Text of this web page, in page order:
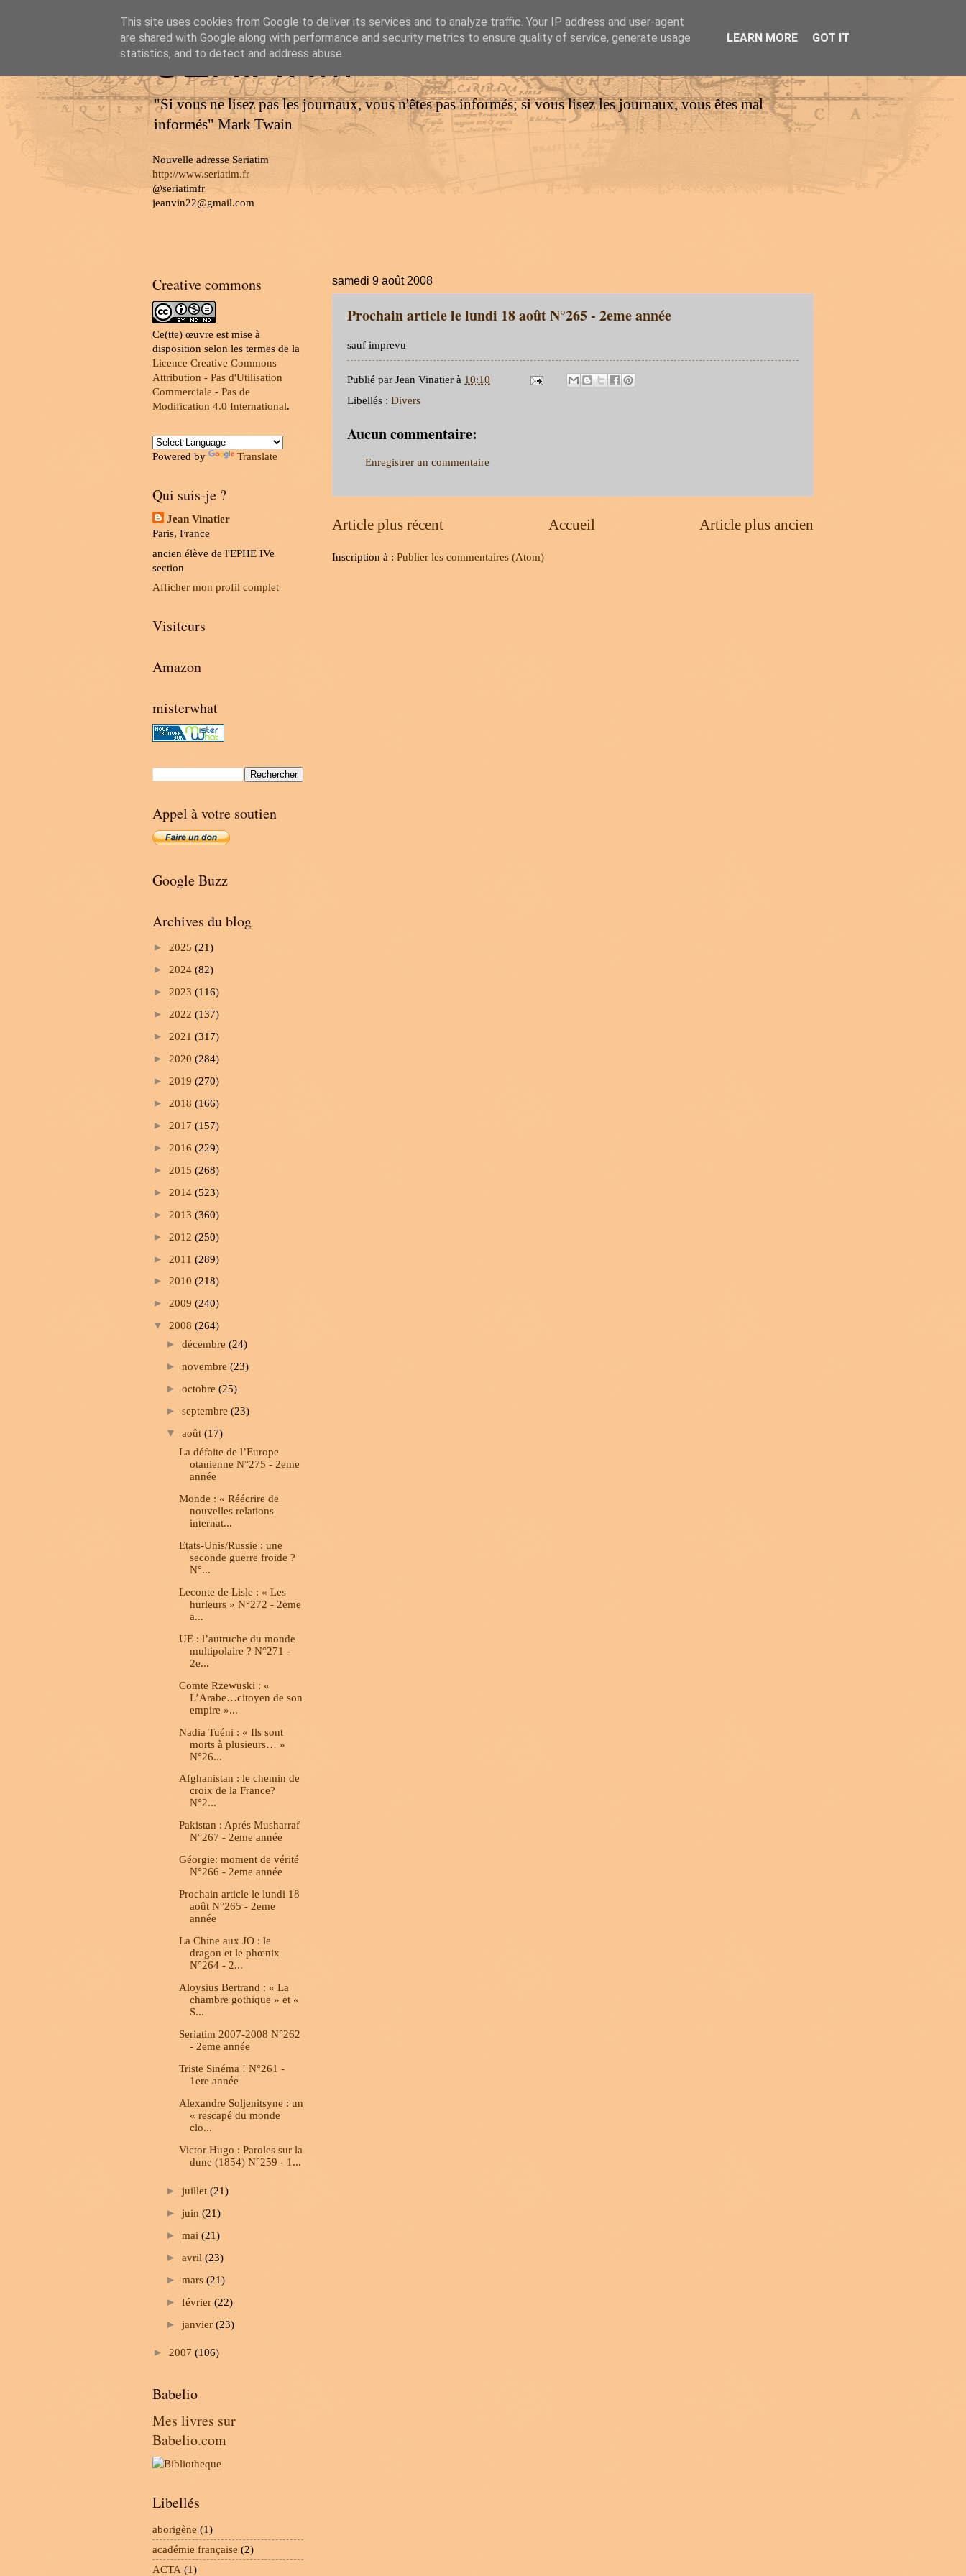
SERIATIM
"Si vous ne lisez pas les journaux, vous n'êtes pas informés; si vous lisez les journaux, vous êtes mal
informés" Mark Twain
Nouvelle adresse Seriatim
http://www.seriatim.fr
@seriatimfr
jeanvin22@gmail.com
samedi 9 août 2008
Prochain article le lundi 18 août N°265 - 2eme année
sauf imprevu
Publié par Jean Vinatier à 10:10
Libellés : Divers
Aucun commentaire:
Enregistrer un commentaire
Article plus récent Article plus ancien
Accueil
Inscription à : Publier les commentaires (Atom)
Creative commons
Ce(tte) œuvre est mise à
disposition selon les termes de la
Licence Creative Commons
Attribution - Pas d'Utilisation
Commerciale - Pas de
Modification 4.0 International.
Powered by Translate
Qui suis-je ?
Jean Vinatier
Paris, France
ancien élève de l'EPHE IVe
section
Afficher mon profil complet
Visiteurs
Amazon
misterwhat
Appel à votre soutien
Google Buzz
Archives du blog
► 2025 (21)
► 2024 (82)
► 2023 (116)
► 2022 (137)
► 2021 (317)
► 2020 (284)
► 2019 (270)
► 2018 (166)
► 2017 (157)
► 2016 (229)
► 2015 (268)
► 2014 (523)
► 2013 (360)
► 2012 (250)
► 2011 (289)
► 2010 (218)
► 2009 (240)
▼ 2008 (264)
► décembre (24)
► novembre (23)
► octobre (25)
► septembre (23)
▼ août (17)
La défaite de l’Europe
otanienne N°275 - 2eme
année
Monde : « Réécrire de
nouvelles relations
internat...
Etats-Unis/Russie : une
seconde guerre froide ?
N°...
Leconte de Lisle : « Les
hurleurs » N°272 - 2eme
a...
UE : l’autruche du monde
multipolaire ? N°271 -
2e...
Comte Rzewuski : «
L’Arabe…citoyen de son
empire »...
Nadia Tuéni : « Ils sont
morts à plusieurs… »
N°26...
Afghanistan : le chemin de
croix de la France?
N°2...
Pakistan : Aprés Musharraf
N°267 - 2eme année
Géorgie: moment de vérité
N°266 - 2eme année
Prochain article le lundi 18
août N°265 - 2eme
année
La Chine aux JO : le
dragon et le phœnix
N°264 - 2...
Aloysius Bertrand : « La
chambre gothique » et «
S...
Seriatim 2007-2008 N°262
- 2eme année
Triste Sinéma ! N°261 -
1ere année
Alexandre Soljenitsyne : un
« rescapé du monde
clo...
Victor Hugo : Paroles sur la
dune (1854) N°259 - 1...
► juillet (21)
► juin (21)
► mai (21)
► avril (23)
► mars (21)
► février (22)
► janvier (23)
► 2007 (106)
Babelio
Mes livres sur
Babelio.com
Libellés
aborigène (1)
académie française (2)
ACTA (1)
This site uses cookies from Google to deliver its services and to analyze traffic. Your IP address and user-agent
are shared with Google along with performance and security metrics to ensure quality of service, generate usage
statistics, and to detect and address abuse.
LEARN MORE GOT IT